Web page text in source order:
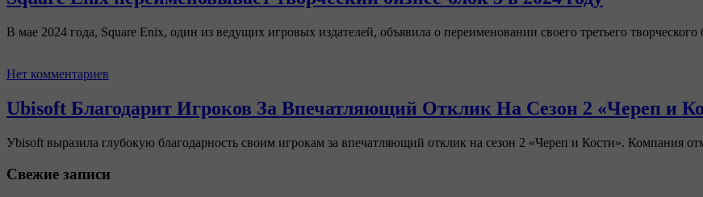
В мае 2024 года, Square Enix, один из ведущих игровых издателей, объявила о переименовании своего третьего
Нет комментариев
Ubisoft Благодарит Игроков За Впечатляющий Отклик На Сезон 2 «Череп и
Уbisoft выразила глубокую благодарность своим игрокам за впечатляющий отклик на сезон 2 «Череп и Кости». Компания
Свежие записи